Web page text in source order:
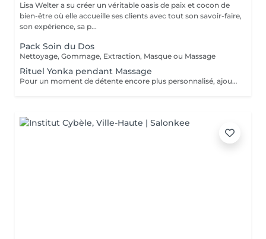
Lisa Welter a su créer un véritable oasis de paix et cocon de
bien-être où elle accueille ses clients avec tout son savoir-faire,
son expérience, sa p...
Pack Soin du Dos
Nettoyage, Gommage, Extraction, Masque ou Massage
Rituel Yonka pendant Massage
Pour un moment de détente encore plus personnalisé, ajoutez un des Rituels Yonka à votre Massage: - Massage aux Bambou (Jambes): Sculptant, Drainant -Massage aux Pierres Chaudes (Dos): Relaxant, Détente -Digito-Pression Mains/Pieds: Énergissant